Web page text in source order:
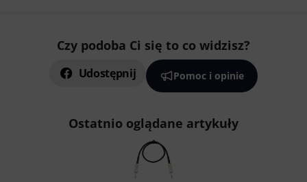
Czy podoba Ci się to co widzisz?
Udostępnij Pomoc i opinie
Ostatnio oglądane artykuły